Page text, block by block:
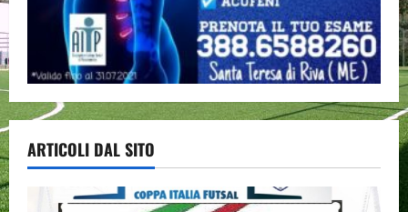
ARTICOLI DAL SITO